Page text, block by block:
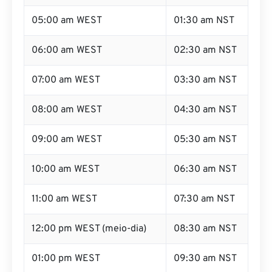
05:00 am WEST 01:30 am NST
06:00 am WEST 02:30 am NST
07:00 am WEST 03:30 am NST
08:00 am WEST 04:30 am NST
09:00 am WEST 05:30 am NST
10:00 am WEST 06:30 am NST
11:00 am WEST 07:30 am NST
12:00 pm WEST (meio-dia) 08:30 am NST
01:00 pm WEST 09:30 am NST